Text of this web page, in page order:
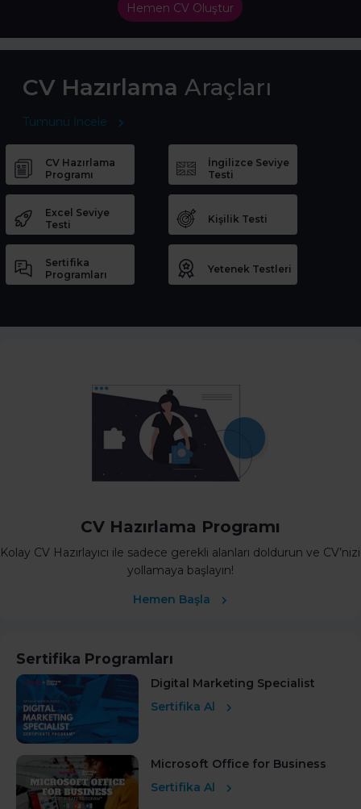
Hemen CV Oluştur
CV Hazırlama Araçları
Tümünü İncele
CV Hazırlama
Programı
İngilizce Seviye
Testi
Excel Seviye
Testi
Kişilik Testi
Sertifika
Programları
Yetenek Testleri
CV Hazırlama Programı
Kolay CV Hazırlayıcı ile sadece gerekli alanları doldurun ve CV’nizi
yollamaya başlayın!
Hemen Başla
Sertifika Programları
Digital Marketing Specialist
Sertifika Al
Microsoft Office for Business
Sertifika Al